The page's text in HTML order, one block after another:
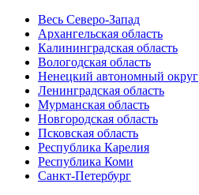
Весь Северо-Запад
Архангельская область
Калининградская область
Вологодская область
Ненецкий автономный округ
Ленинградская область
Мурманская область
Новгородская область
Псковская область
Республика Карелия
Республика Коми
Санкт-Петербург